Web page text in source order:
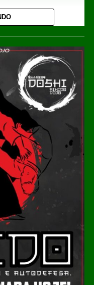
elevadores,
comunicação na
seguindo as
a
de Acessibilidade
de inclinação
de rodas e
diferentes.
de
a mezaninos e aos
o conceito
foram
áreas
para crianças
recursos de
dos ambientes.
de Rafaella
o pavimento
Martins, que